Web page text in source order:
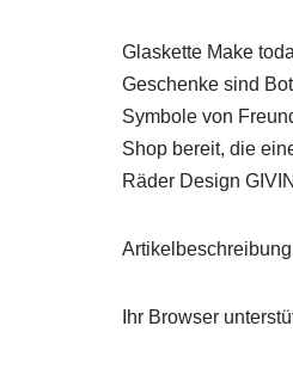
Glaskette Make
Geschenke sind
Symbole von
Shop bereit, die
Räder Design
Ihr Browser